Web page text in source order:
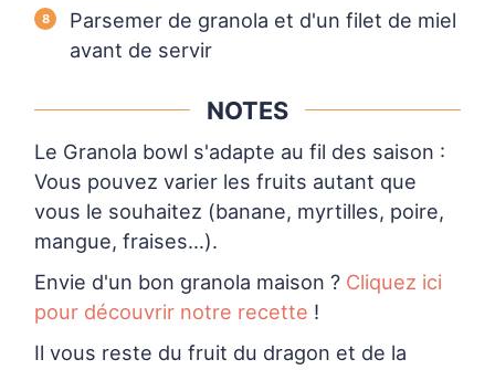
Parsemer de granola et d'un filet de miel
avant de servir
NOTES
Le Granola bowl s'adapte au fil des saison :
Vous pouvez varier les fruits autant que
vous le souhaitez (banane, myrtilles, poire,
mangue, fraises…).
Envie d'un bon granola maison ? Cliquez ici
pour découvrir notre recette !
Il vous reste du fruit du dragon et de la